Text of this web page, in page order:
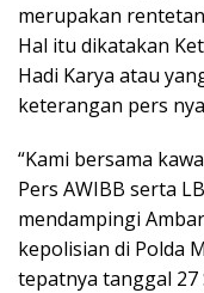
merupakan
Hal itu dikatakan
Hadi Karya atau
keterangan pers
“Kami bersama
Pers AWIBB serta
mendampingi
kepolisian di Polda
tepatnya tanggal 27